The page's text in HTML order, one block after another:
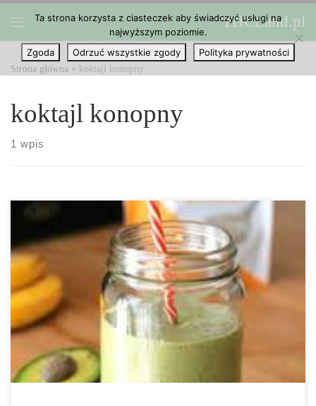
Przejdź do treści THCLand.pl
Strona główna » koktajl konopny
koktajl konopny
1 wpis
Ten koktajl bogaty jest w witaminę C, potas, magnez oraz inne
składniki odżywcze. Dzisiejszy przepis opiera się na ananasie
(który jest bogaty w witaminę C, pomaga w zaburzeniach
trawienia, stanach zapalnych), bananach (dostarczają potas i
magnez), awokado (bogate w potas […]
Ta strona korzysta z ciasteczek aby świadczyć usługi na
najwyższym poziomie.
Zgoda
Odrzuć wszystkie zgody Polityka prywatności